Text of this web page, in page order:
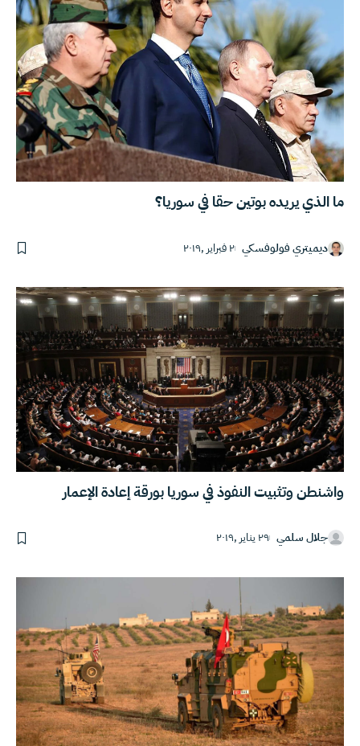
ما الذي يريده بوتين حقا في سوريا؟
ديميتري فولوفسكي ٢ فبراير ,٢٠١٩
واشنطن وتثبيت النفوذ في سوريا بورقة إعادة الإعمار
جلال سلمي ٢٩ يناير ,٢٠١٩